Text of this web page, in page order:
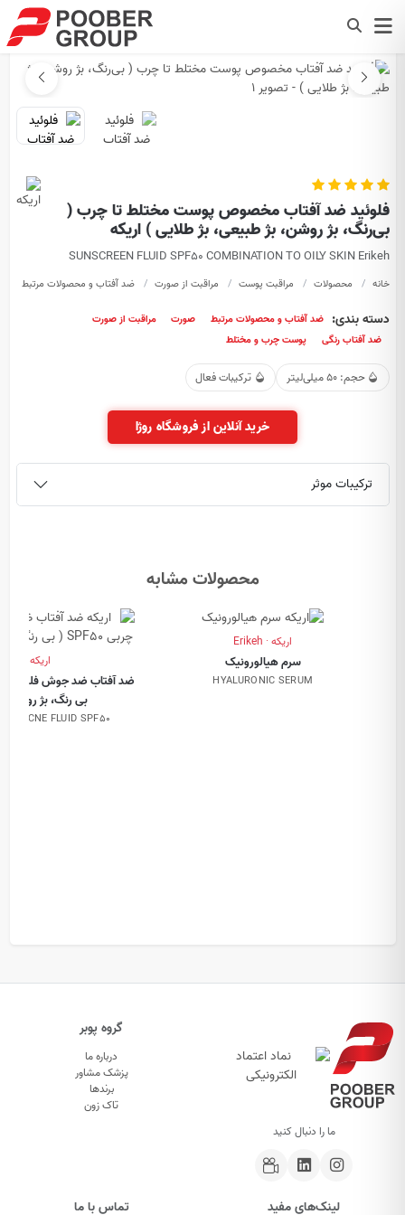
فلوئید ضد آفتاب مخصوص پوست مختلط تا چرب (
بی‌رنگ، بژ روشن، بژ طبیعی، بژ طلایی ) اریکه
SUNSCREEN FLUID SPF50 COMBINATION TO OILY SKIN Erikeh
خانه محصولات مراقبت پوست مراقبت از صورت ضد آفتاب و محصولات مرتبط
دسته بندی: ضد آفتاب و محصولات مرتبط صورت
مراقبت از صورت
ضد آفتاب رنگی
پوست چرب و مختلط
حجم: 50 میلی‌لیتر ترکیبات فعال
خرید آنلاین از فروشگاه روژا
ترکیبات موثر
محصولات مشابه
اریکه · Erikeh
سرم هیالورونیک
HYALURONIC SERUM
اریکه · Erikeh
بی رنگ، بژ روشن،
ACNE FLUID SPF50
ما را دنبال کنید
گروه پوبر
درباره ما
پزشک مشاور
برندها
تاک زون
لینک‌های مفید تماس با ما